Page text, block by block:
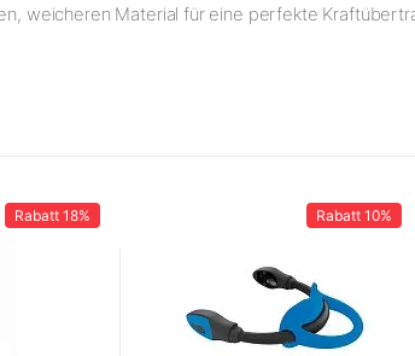
weicheren Material für eine perfekte
Rabatt 18% Rabatt 10%